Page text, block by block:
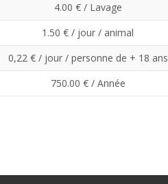
4.00 € / Lavage
1.50 € / jour / animal
0,22 € / jour / personne de + 18 ans
750.00 € / Année